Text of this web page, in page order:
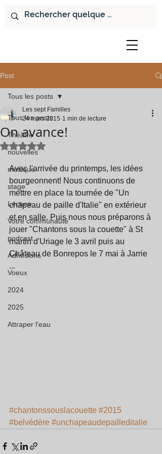
Post
Tous les posts
Théâtre
nouvelles
musique
stage
Lecture
Votre communauté
podcast
Adhésions
Voeux
2024
2025
Attraper l'eau
Tous les posts
On avance!
Les sept Familles
24 mars 2015 1 min de lecture
Noté NaN étoiles sur 5.
Avec l'arrivée du printemps, les idées
bourgeonnent! Nous continuons de
mettre en place la tournée de "Un
chapeau de paille d'Italie" en extérieur
et en salle. Puis nous nous préparons à
jouer "Chantons sous la couette" à St
martin d'Uriage le 3 avril puis au
Château de Bonrepos le 7 mai à Jarrie
...
#chantonssouslacouette #2015
#belvédère #unchapeaudepailleditalie